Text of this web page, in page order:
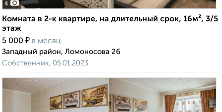
4
Комната в 2-к квартире, на длительный срок, 16м², 3/5
этаж
5 000 ₽ в месяц
Западный район, Ломоносова 26
Собственник, 05.01.2023